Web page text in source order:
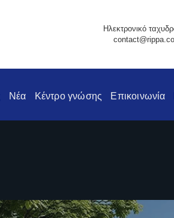
Ηλεκτρονικό
Νέα Κέντρο γνώσης Επικοινωνία